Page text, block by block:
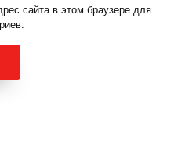
сайта в этом браузере для